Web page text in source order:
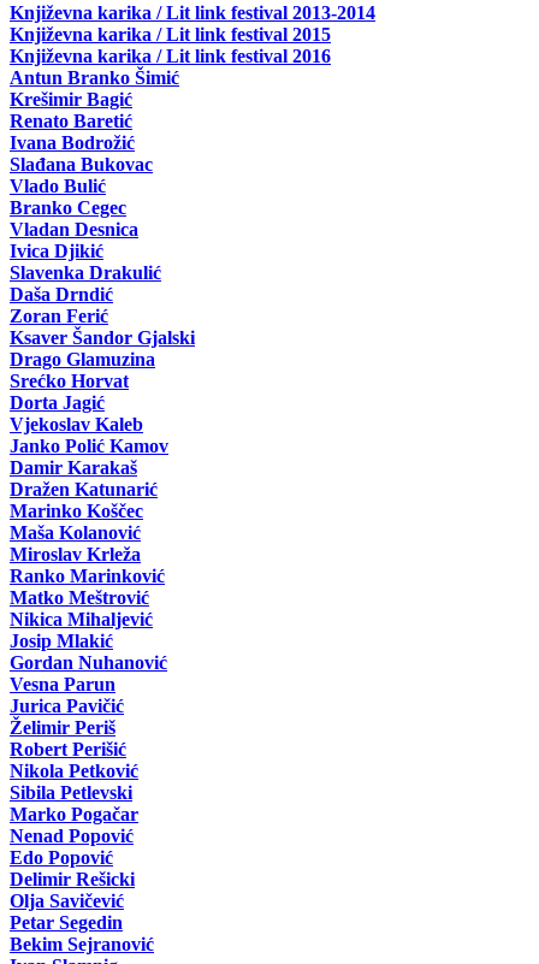
Književna karika / Lit link festival 2013-2014
Književna karika / Lit link festival 2015
Književna karika / Lit link festival 2016
Antun Branko Šimić
Krešimir Bagić
Renato Baretić
Ivana Bodrožić
Slađana Bukovac
Vlado Bulić
Branko Cegec
Vladan Desnica
Ivica Djikić
Slavenka Drakulić
Daša Drndić
Zoran Ferić
Ksaver Šandor Gjalski
Drago Glamuzina
Srećko Horvat
Dorta Jagić
Vjekoslav Kaleb
Janko Polić Kamov
Damir Karakaš
Dražen Katunarić
Marinko Koščec
Maša Kolanović
Miroslav Krleža
Ranko Marinković
Matko Meštrović
Nikica Mihaljević
Josip Mlakić
Gordan Nuhanović
Vesna Parun
Jurica Pavičić
Želimir Periš
Robert Perišić
Nikola Petković
Sibila Petlevski
Marko Pogačar
Nenad Popović
Edo Popović
Delimir Rešicki
Olja Savičević
Petar Segedin
Bekim Sejranović